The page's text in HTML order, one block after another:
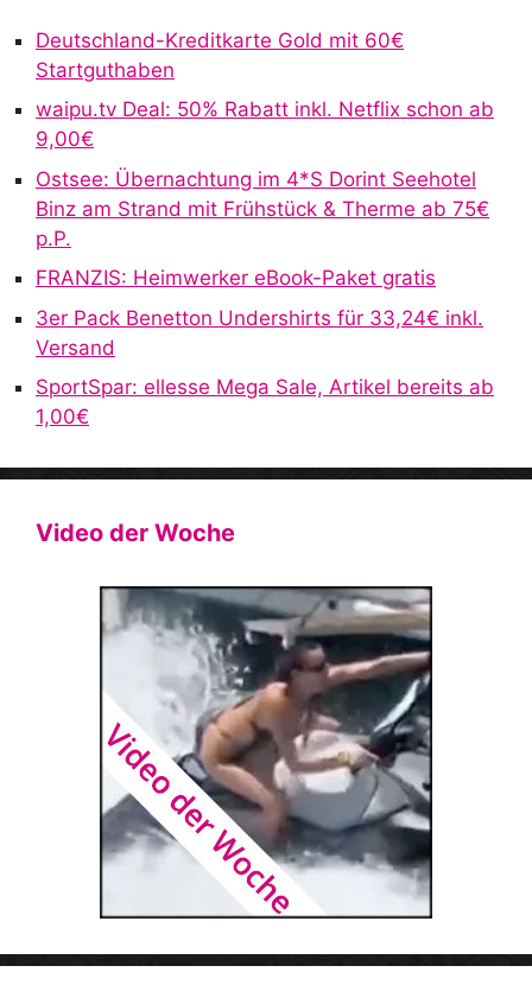
n
t
Deutschland-Kreditkarte Gold mit 60€
Startguthaben
waipu.tv Deal: 50% Rabatt inkl. Netflix schon ab
9,00€
Ostsee: Übernachtung im 4*S Dorint Seehotel
Binz am Strand mit Frühstück & Therme ab 75€
p.P.
FRANZIS: Heimwerker eBook-Paket gratis
3er Pack Benetton Undershirts für 33,24€ inkl.
Versand
SportSpar: ellesse Mega Sale, Artikel bereits ab
1,00€
Video der Woche